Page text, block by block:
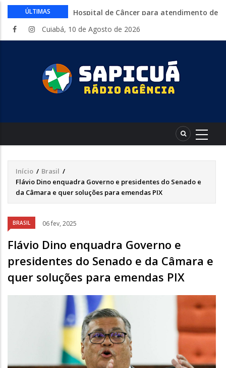
ÚLTIMAS
Cine Senar leva cinema gratuito a
agosto
Curso gratuito da Embrapa ensina a
montar hortas do plantio ao cultivo.
Inscrições abertas
HCanMT. Ministério da Saúde habilita
pacientes do SUS
Cuiabá, 10 de Agosto de 2026
Trilha
de
Início / Brasil /
Flávio Dino enquadra Governo e presidentes do Senado e
da Câmara e quer soluções para emendas PIX
BRASIL 06 fev, 2025
Flávio Dino enquadra Governo e
presidentes do Senado e da Câmara e
quer soluções para emendas PIX
Áudio